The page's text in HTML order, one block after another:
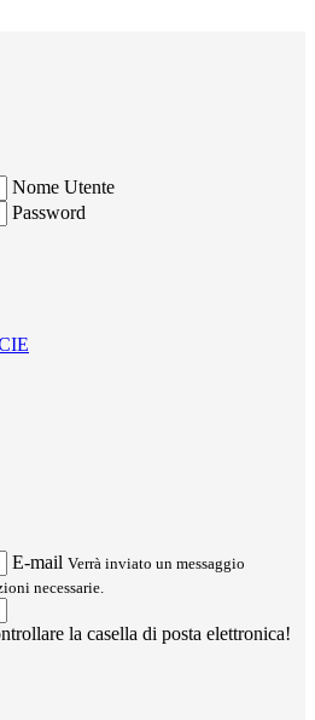
Nome Utente
Password
E-mail Verrà inviato un messaggio
necessarie.
la casella di posta elettronica!